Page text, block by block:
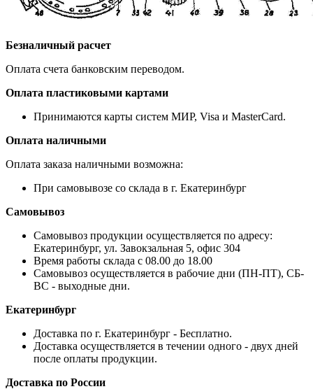
Безналичный расчет
Оплата счета банковским переводом.
Оплата пластиковыми картами
Принимаются карты систем МИР, Visa и MasterCard.
Оплата наличными
Оплата заказа наличными возможна:
При самовывозе со склада в г. Екатеринбург
Самовывоз
Самовывоз продукции осуществляется по адресу:
Екатеринбург, ул. Завокзальная 5, офис 304
Время работы склада с 08.00 до 18.00
Самовывоз осуществляется в рабочие дни (ПН-ПТ), СБ-
ВС - выходные дни.
Екатеринбург
Доставка по г. Екатеринбург - Бесплатно.
Доставка осуществляется в течении одного - двух дней
после оплаты продукции.
Доставка по России